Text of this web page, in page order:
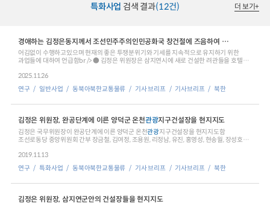
Light＂>span style=＂letter-spacing:-1.0pt＂>./span>/span>/span> div class=＂
hwp_editor_board_content＂ data-hjsonver=＂1.0＂ data-jsonlen=＂13206＂
특화사업 검색 결과(12건) 더 보기+
경애하는 김정은동지께서 조선민주주의인민공화국 창건절에 즈음하여 강령적인 연설을 하시였다
어김없이 수행하고있으며 현재의 좋은 투쟁분위기와 기세를 지속적으로 유지하기 위한
과업들에 대하여 언급함br /> ● 김정은 위원장은 삼지연시에 새로 건설한 려관들을 호텔로
2025.11.26
연구
일반사업 동북아북한교통물류 기사 브리프 기사브리프 북한
김정은 위원장, 완공단계에 이른 양덕군 온천관광지구건설장을 현지지도
김정은 국무위원장이 완공단계에 이른 양덕군 온천관광지구건설장을 현지지도함
조선로동당 중앙위원회 간부 장금철, 김여정, 조용원, 리정남, 유진, 홍영성, 현송월, 장성호와
2019.11.13
연구
특화사업 동북아북한교통물류 기사 브리프 기사브리프 북한
김정은 위원장, 삼지연군안의 건설장들을 현지지도